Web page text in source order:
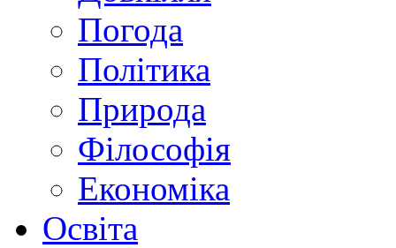
Погода
Політика
Природа
Філософія
Економіка
Освіта